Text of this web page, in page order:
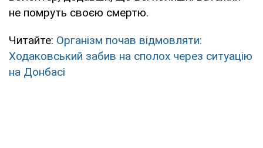
не помруть своєю смертю.
Читайте: Організм почав відмовляти:
Ходаковський забив на сполох через ситуацію
на Донбасі